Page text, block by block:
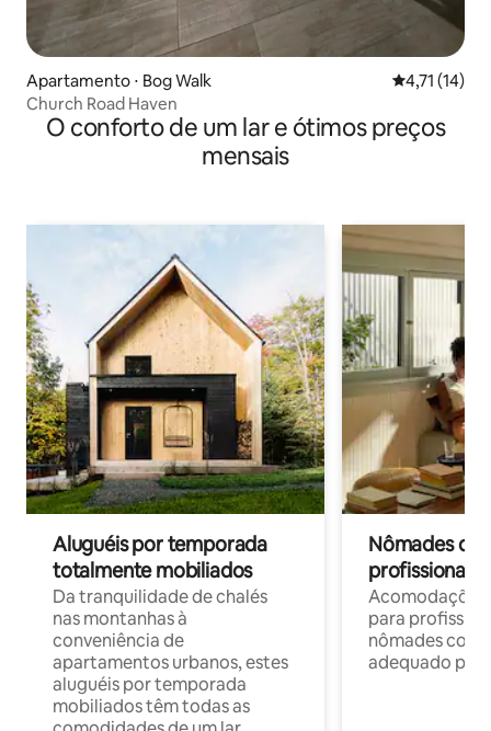
Apartamento ⋅ Bog Walk 4,71 de uma
4,71 (14)
Church Road Haven
O conforto de um lar e ótimos preços
mensais
Aluguéis por temporada
totalmente mobiliados
Da tranquilidade de chalés
nas montanhas à
conveniência de
apartamentos urbanos, estes
aluguéis por temporada
mobiliados têm todas as
Nômades
profissionais
para
nômades com
adequado